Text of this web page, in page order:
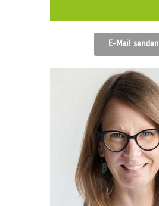
E-Mail senden